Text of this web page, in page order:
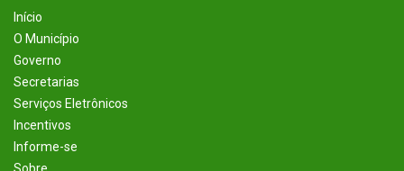
Início
O Município
Governo
Secretarias
Serviços Eletrônicos
Incentivos
Informe-se